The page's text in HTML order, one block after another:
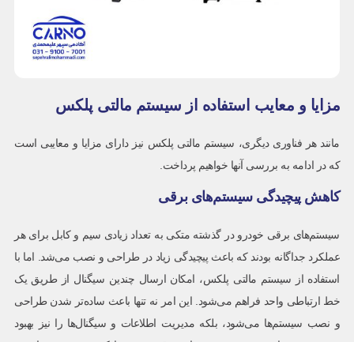
مزایا و معایب استفاده از سیستم مالتی پلکس
مانند هر فناوری دیگری، سیستم مالتی پلکس نیز دارای مزایا و معایبی است
که در ادامه به بررسی آنها خواهیم پرداخت.
کاهش پیچیدگی سیستم‌های برقی
سیستم‌های برقی خودرو در گذشته متکی به تعداد زیادی سیم و کابل برای هر
عملکرد جداگانه بودند که باعث پیچیدگی زیاد در طراحی و نصب می‌شد. اما با
استفاده از سیستم مالتی پلکس، امکان ارسال چندین سیگنال از طریق یک
خط ارتباطی واحد فراهم می‌شود. این امر نه تنها باعث ساده‌تر شدن طراحی
و نصب سیستم‌ها می‌شود، بلکه مدیریت اطلاعات و سیگنال‌ها را نیز بهبود